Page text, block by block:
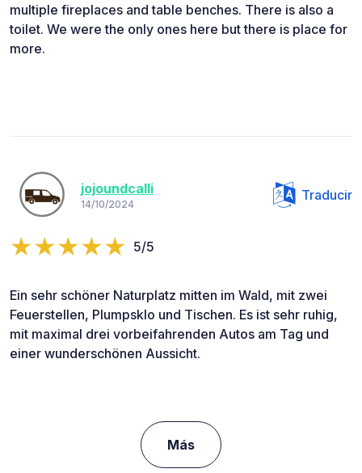
multiple fireplaces and table benches. There is also a
toilet. We were the only ones here but there is place for
more.
jojoundcalli
14/10/2024
Traducir
5/5
Ein sehr schöner Naturplatz mitten im Wald, mit zwei
Feuerstellen, Plumpsklo und Tischen. Es ist sehr ruhig,
mit maximal drei vorbeifahrenden Autos am Tag und
einer wunderschönen Aussicht.
Más